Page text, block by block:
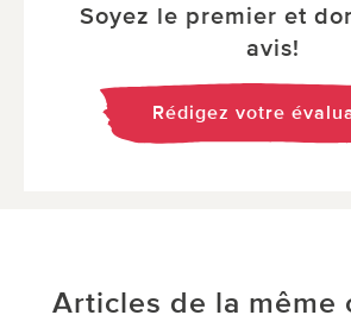
Soyez le premier et
avis!
Rédigez votre
Articles de la même